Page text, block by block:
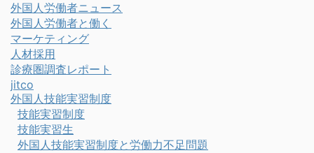
外国人労働者ニュース
外国人労働者と働く
マーケティング
人材採用
診療圏調査レポート
jitco
外国人技能実習制度
技能実習制度
技能実習生
外国人技能実習制度と労働力不足問題